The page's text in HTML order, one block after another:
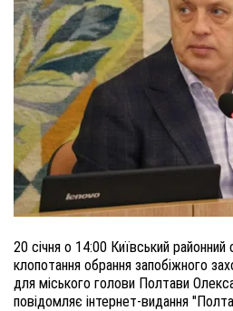
20 січня о 14:00 Київський
клопотання обрання запобіжного
для міського голови Полтави
повідомляє інтернет-видання